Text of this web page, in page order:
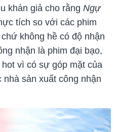
khán giả cho rằng Ngự
tích so với các phim
không hề có độ nhận
nhận là phim đại bạo,
vì có sự góp mặt của
sản xuất công nhận